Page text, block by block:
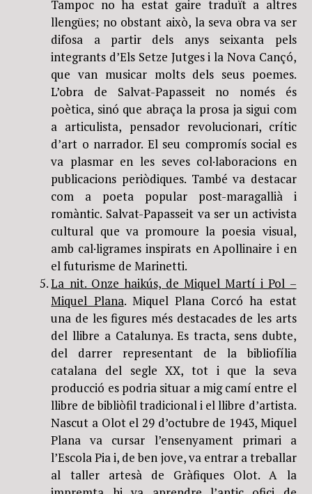
Tampoc no ha estat gaire traduït a altres
llengües; no obstant això, la seva obra va ser
difosa a partir dels anys seixanta pels
integrants d’Els Setze Jutges i la Nova Cançó,
que van musicar molts dels seus poemes.
L’obra de Salvat-Papasseit no només és
poètica, sinó que abraça la prosa ja sigui com
a articulista, pensador revolucionari, crític
d’art o narrador. El seu compromís social es
va plasmar en les seves col·laboracions en
publicacions periòdiques. També va destacar
com a poeta popular post-maragallià i
romàntic. Salvat-Papasseit va ser un activista
cultural que va promoure la poesia visual,
amb cal·ligrames inspirats en Apollinaire i en
el futurisme de Marinetti.
La nit. Onze haikús, de Miquel Martí i Pol –
Miquel Plana. Miquel Plana Corcó ha estat
una de les figures més destacades de les arts
del llibre a Catalunya. Es tracta, sens dubte,
del darrer representant de la bibliofília
catalana del segle XX, tot i que la seva
producció es podria situar a mig camí entre el
llibre de bibliòfil tradicional i el llibre d’artista.
Nascut a Olot el 29 d’octubre de 1943, Miquel
Plana va cursar l’ensenyament primari a
l’Escola Pia i, de ben jove, va entrar a treballar
al taller artesà de Gràfiques Olot. A la